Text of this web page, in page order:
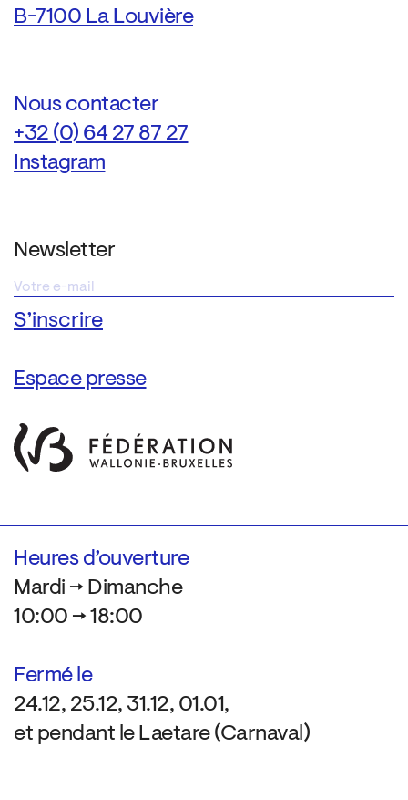
B-7100 La Louvière
Nous contacter
+32 (0) 64 27 87 27
Instagram
Newsletter
Espace presse
Heures d’ouverture
Mardi → Dimanche
10:00 → 18:00
Fermé le
24.12, 25.12, 31.12, 01.01,
et pendant le Laetare (Carnaval)